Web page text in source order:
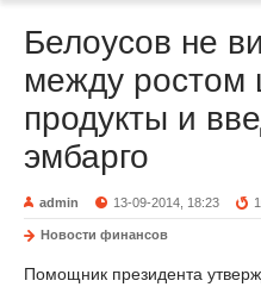
Белоусов не
между ростом
продукты и
эмбарго
admin 13-09-2014, 18:23
Новости финансов
Помощник президента